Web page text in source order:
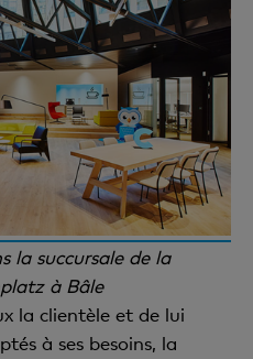
la succursale de la
à Bâle
la clientèle et de lui
à ses besoins, la